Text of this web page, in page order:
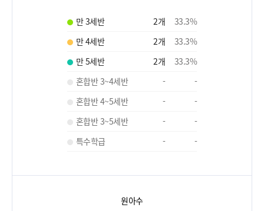
만 3세반 2개 33.3%
만 4세반
2개 33.3%
만 5세반
2개 33.3%
혼합반 3~4세반
-
-
혼합반 4~5세반
-
-
혼합반 3~5세반
-
-
특수학급
- -
원아수